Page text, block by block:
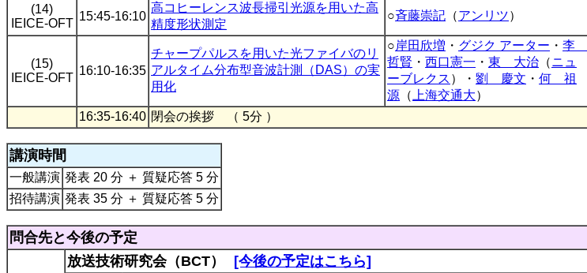
(14)
IEICE-OFT
15:45-16:10
高コヒーレンス波長掃引光源を用いた高
精度形状測定
○斉藤崇記 （アンリツ）
(15)
IEICE-OFT
16:10-16:35
チャープパルスを用いた光ファイバのリ
アルタイム分布型音波計測（DAS）の実
用化
○岸田欣増 ・ グジク アーター ・ 李
哲賢 ・ 西口憲一 ・ 東 大治 （ニュ
ーブレクス ）・ 劉 慶文 ・ 何 祖
源 （ 上海交通大）
16:35-16:40 閉会の挨拶 （ 5分 ）
講演時間
一般講演 発表 20 分 ＋ 質疑応答 5 分
招待講演 発表 35 分 ＋ 質疑応答 5 分
問合先と今後の予定
放送技術研究会（BCT） [今後の予定はこちら]